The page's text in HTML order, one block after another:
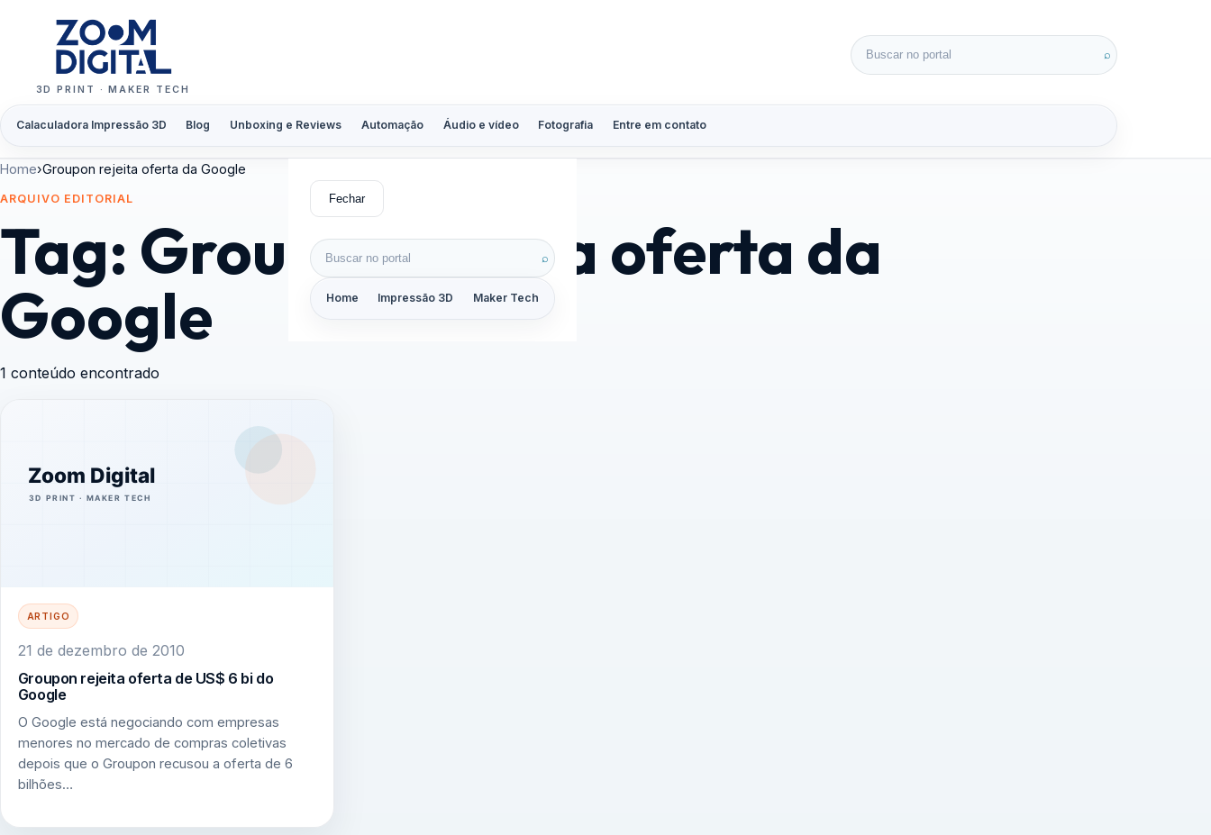
3D PRINT · MAKER TECH
Calaculadora Impressão 3D Blog Unboxing e Reviews Automação Áudio e vídeo Fotografia Entre em contato
Buscar por: ⌕
Fechar
Buscar por: ⌕
Home Impressão 3D Maker Tech
Home›Groupon rejeita oferta da Google
ARQUIVO EDITORIAL
Tag: Groupon rejeita oferta da
Google
1 conteúdo encontrado
ARTIGO
21 de dezembro de 2010
Groupon rejeita oferta de US$ 6 bi do
Google
O Google está negociando com empresas
menores no mercado de compras coletivas
depois que o Groupon recusou a oferta de 6
bilhões…